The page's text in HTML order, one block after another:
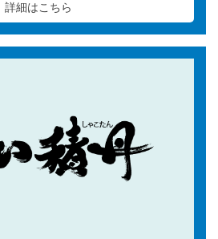
詳細はこちら